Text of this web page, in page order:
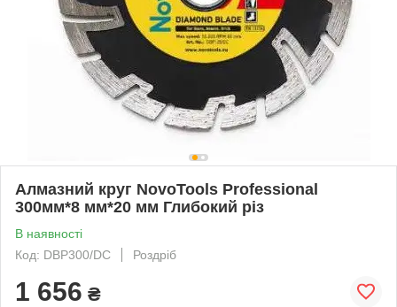
Алмазний круг NovoTools Professional
300мм*8 мм*20 мм Глибокий різ
В наявності
Код: DBP300/DC
Роздріб
1 656 ₴